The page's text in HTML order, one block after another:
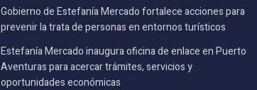
Gobierno de Estefanía Mercado fortalece acciones para
prevenir la trata de personas en entornos turísticos
Estefanía Mercado inaugura oficina de enlace en Puerto
Aventuras para acercar trámites, servicios y
oportunidades económicas